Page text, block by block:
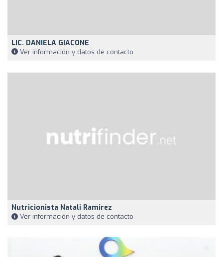
LIC. DANIELA GIACONE
Ver información y datos de contacto
Nutricionista Natali Ramirez
Ver información y datos de contacto